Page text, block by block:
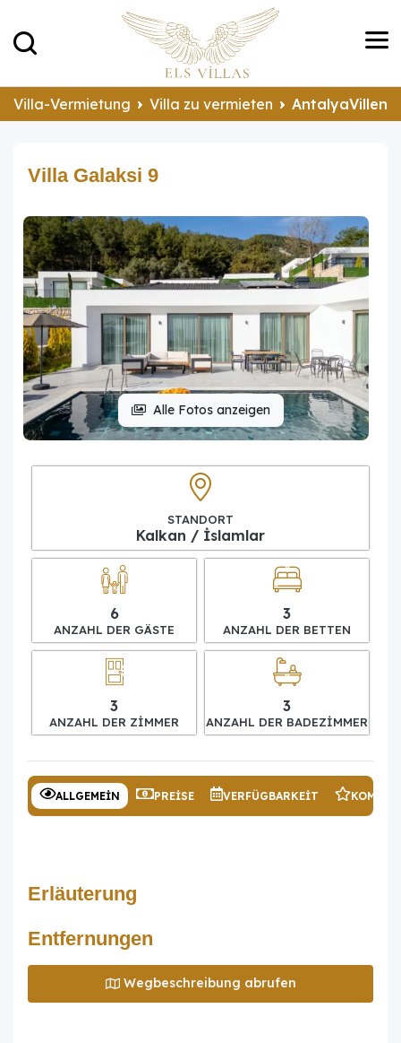
Villa-Vermietung Villa zu vermieten AntalyaVillen
Villa Galaksi 9
Alle Fotos anzeigen
STANDORT
Kalkan / İslamlar
6
ANZAHL DER GÄSTE
3
ANZAHL DER BETTEN
3
ANZAHL DER ZIMMER
3
ANZAHL DER BADEZIMMER
ALLGEMEIN PREISE VERFÜGBARKEIT
Erläuterung
Entfernungen
Wegbeschreibung abrufen